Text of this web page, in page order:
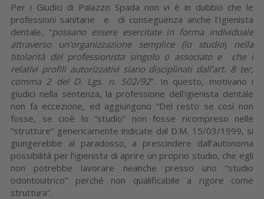
Per i Giudici di Palazzo Spada non vi è in dubbio che le
professioni sanitarie e di conseguenza anche l’Igienista
dentale, “possano essere esercitate in forma individuale
attraverso un’organizzazione semplice (lo studio) nella
titolarità del professionista singolo o associato e che i
relativi profili autorizzativi siano disciplinati dall’art. 8 ter,
comma 2 del D. Lgs. n. 502/92”. In questo, motivano i
giudici nella sentenza, la professione dell’igienista dentale
non fa eccezione, ed aggiungono “Del resto se così non
fosse, se cioè lo “studio” non fosse ricompreso nelle
“strutture” genericamente indicate dal D.M. 15/03/1999, si
giungerebbe al paradosso, a prescindere dall’autonoma
possibilità per l’igienista di aprire un proprio studio, che egli
non potrebbe lavorare neanche presso uno “studio
odontoiatrico” perché non qualificabile a rigore come
struttura”.